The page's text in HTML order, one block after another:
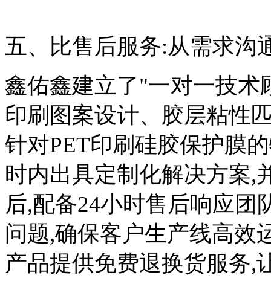
五、比售后服务:从需求沟
鑫佑鑫建立了"一对一技术
印刷图案设计、胶层粘性
针对PET印刷硅胶保护膜
时内出具定制化解决方案,
后,配备24小时售后响应团
问题,确保客户生产线高效
产品提供免费退换货服务,